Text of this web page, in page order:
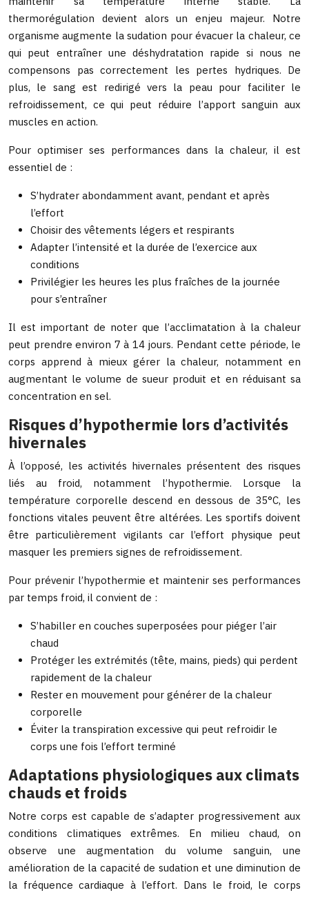
thermorégulation devient alors un enjeu majeur. Notre
organisme augmente la sudation pour évacuer la chaleur, ce
qui peut entraîner une déshydratation rapide si nous ne
compensons pas correctement les pertes hydriques. De
plus, le sang est redirigé vers la peau pour faciliter le
refroidissement, ce qui peut réduire l’apport sanguin aux
muscles en action.
Pour optimiser ses performances dans la chaleur, il est
essentiel de :
S’hydrater abondamment avant, pendant et après
l’effort
Choisir des vêtements légers et respirants
Adapter l’intensité et la durée de l’exercice aux
conditions
Privilégier les heures les plus fraîches de la journée
pour s’entraîner
Il est important de noter que l’acclimatation à la chaleur
peut prendre environ 7 à 14 jours. Pendant cette période, le
corps apprend à mieux gérer la chaleur, notamment en
augmentant le volume de sueur produit et en réduisant sa
concentration en sel.
Risques d’hypothermie lors d’activités
hivernales
À l’opposé, les activités hivernales présentent des risques
liés au froid, notamment l’hypothermie. Lorsque la
température corporelle descend en dessous de 35°C, les
fonctions vitales peuvent être altérées. Les sportifs doivent
être particulièrement vigilants car l’effort physique peut
masquer les premiers signes de refroidissement.
Pour prévenir l’hypothermie et maintenir ses performances
par temps froid, il convient de :
S’habiller en couches superposées pour piéger l’air
chaud
Protéger les extrémités (tête, mains, pieds) qui perdent
rapidement de la chaleur
Rester en mouvement pour générer de la chaleur
corporelle
Éviter la transpiration excessive qui peut refroidir le
corps une fois l’effort terminé
Adaptations physiologiques aux climats
chauds et froids
Notre corps est capable de s’adapter progressivement aux
conditions climatiques extrêmes. En milieu chaud, on
observe une augmentation du volume sanguin, une
amélioration de la capacité de sudation et une diminution de
la fréquence cardiaque à l’effort. Dans le froid, le corps